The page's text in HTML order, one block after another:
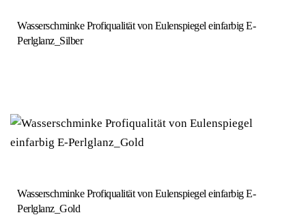
Wasserschminke Profiqualität von Eulenspiegel einfarbig E-
Perlglanz_Silber
Wasserschminke Profiqualität von Eulenspiegel einfarbig E-
Perlglanz_Gold